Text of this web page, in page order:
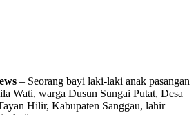
– Seorang bayi laki-laki anak pasangan
Wati, warga Dusun Sungai Putat, Desa
Hilir, Kabupaten Sanggau, lahir